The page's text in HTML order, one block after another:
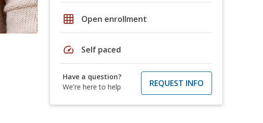
grid_on Open enrollment
speed Self paced
Have a question?
We're here to help
REQUEST INFO